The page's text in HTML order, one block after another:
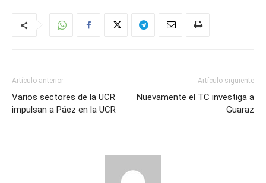
Artículo anterior
Varios sectores de la UCR
impulsan a Páez en la UCR
Artículo siguiente
Nuevamente el TC investiga a
Guaraz